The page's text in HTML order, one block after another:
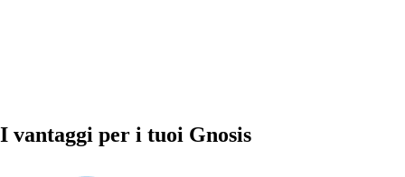
I vantaggi per i tuoi Gnosis